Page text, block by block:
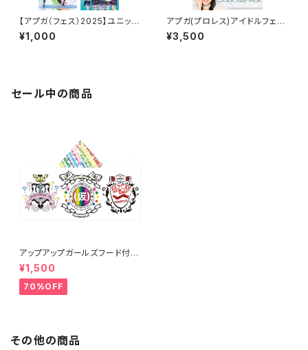
【アプガ（フェス）2025】ユニット
ジャケ写風ポートレート
¥1,000
アプガ(プロレス)アイドルフェイ
スタオル2026ver.
¥3,500
セール中の商品
アップアップガールズフード付き
タオル
¥1,500
70%OFF
その他の商品